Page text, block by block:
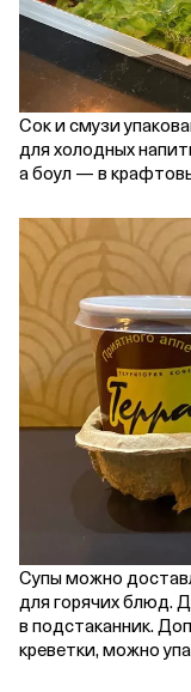
Сок и смузи
для холодных
а боул — в
Супы можно
для горячих блюд.
в подстаканник.
креветки, можно